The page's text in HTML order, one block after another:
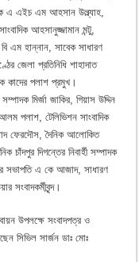
এ এইচ এম আহসান উল্ল্যাহ,
আহসানুজ্জামান মন্টু,
এম হান্নান, সাবেক সাধারণ
জেলা প্রতিনিধি শাহাদাত
কাদের পলাশ প্রমুখ।
মির্জা জাকির, গিয়াস উদ্দিন
পলাশ, টেলিভিশন সাংবাদিক
ফেরদৌস, দৈনিক আলোকিত
চাঁদপুর দিগন্তের নিবার্হী সম্পাদক
সভাপতি এ কে আজাদ, সাধারণ
সংবাদকর্মীবৃন্দ।
উপলক্ষে সংবাদপত্র ও
সিভিল সার্জন ডাঃ মোঃ